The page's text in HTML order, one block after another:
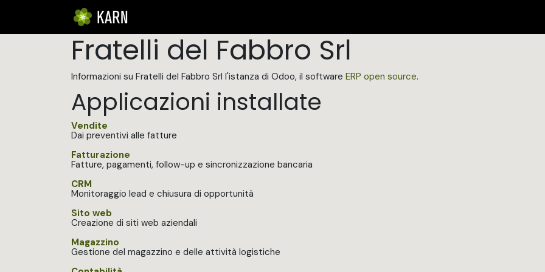
Fratelli del Fabbro Srl
Informazioni su Fratelli del Fabbro Srl l'istanza di Odoo, il software ERP open source.
Applicazioni installate
Vendite
Dai preventivi alle fatture
Fatturazione
Fatture, pagamenti, follow-up e sincronizzazione bancaria
CRM
Monitoraggio lead e chiusura di opportunità
Sito web
Creazione di siti web aziendali
Magazzino
Gestione del magazzino e delle attività logistiche